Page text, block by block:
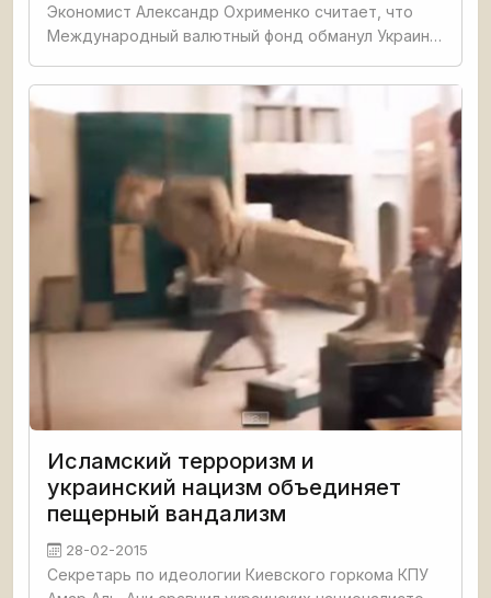
Экономист Александр Охрименко считает, что
Международный валютный фонд обманул Украину
сумм, не говоря уже о кредитах сверх
оговоренного. Предоставленные
Исламский терроризм и
украинский нацизм объединяет
пещерный вандализм
28-02-2015
Секретарь по идеологии Киевского горкома КПУ